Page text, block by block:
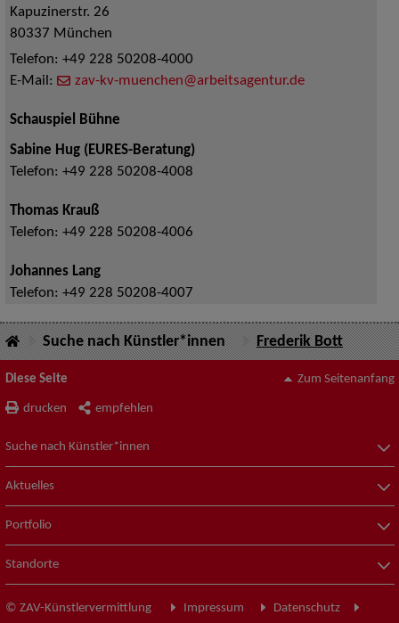
Kapuzinerstr. 26
80337 München
Telefon: +49 228 50208-4000
E-Mail:
zav-kv-muenchen@arbeitsagentur.de
Schauspiel Bühne
Sabine Hug (EURES-Beratung)
Telefon: +49 228 50208-4008
Thomas Krauß
Telefon: +49 228 50208-4006
Johannes Lang
Telefon: +49 228 50208-4007
Suche nach Künstler*innen Frederik Bott
Diese Seite
drucken empfehlen
Zum Seitenanfang
Suche nach Künstler*innen
Aktuelles
Portfolio
Standorte
© ZAV-Künstlervermittlung Impressum
Datenschutz